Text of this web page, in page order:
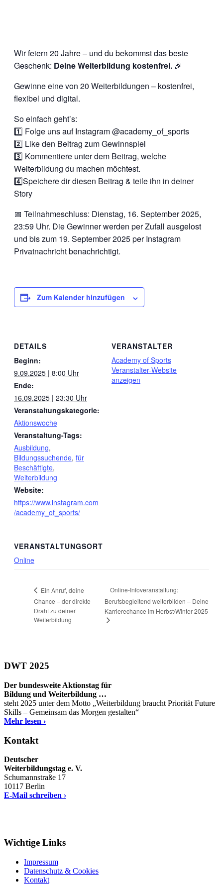
Wir feiern 20 Jahre – und du bekommst das beste
Geschenk: Deine Weiterbildung kostenfrei. 🎉
Gewinne eine von 20 Weiterbildungen – kostenfrei,
flexibel und digital.
So einfach geht’s:
1️⃣ Folge uns auf Instagram @‌academy_of_sports
2️⃣ Like den Beitrag zum Gewinnspiel
3️⃣ Kommentiere unter dem Beitrag, welche
Weiterbildung du machen möchtest.
4️⃣Speichere dir diesen Beitrag & teile ihn in deiner
Story
📅 Teilnahmeschluss: Dienstag, 16. September 2025,
23:59 Uhr. Die Gewinner werden per Zufall ausgelost
und bis zum 19. September 2025 per Instagram
Privatnachricht benachrichtigt.
Zum Kalender hinzufügen
DETAILS
Beginn:
9.09.2025 | 8:00 Uhr
Ende:
16.09.2025 | 23:30 Uhr
Veranstaltungskategorie:
Aktionswoche
Veranstaltung-Tags:
Ausbildung,
Bildungssuchende, für
Beschäftigte,
Weiterbildung
Website:
https://www.instagram.com
/academy_of_sports/
VERANSTALTER
Academy of Sports
Veranstalter-Website
anzeigen
VERANSTALTUNGSORT
Online
Ein Anruf, deine
Chance – der direkte
Draht zu deiner
Weiterbildung
Online-Infoveranstaltung:
Berufsbegleitend weiterbilden – Deine
Karrierechance im Herbst/Winter 2025
DWT 2025
Der bundesweite Aktionstag für
Bildung und Weiterbildung …
steht 2025 unter dem Motto „Weiterbildung braucht Priorität Future
Skills – Gemeinsam das Morgen gestalten“
Mehr lesen ›
Kontakt
Deutscher
Weiterbildungstag e. V.
Schumannstraße 17
10117 Berlin
E-Mail schreiben ›
Wichtige Links
Impressum
Datenschutz & Cookies
Kontakt